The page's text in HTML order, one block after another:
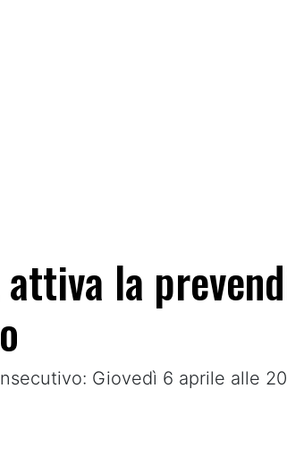
attiva la
Giovedì 6 aprile alle